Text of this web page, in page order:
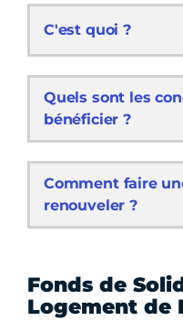
C'est quoi ?
Quels sont les
bénéficier ?
Comment faire
renouveler ?
Fonds de
Logement de